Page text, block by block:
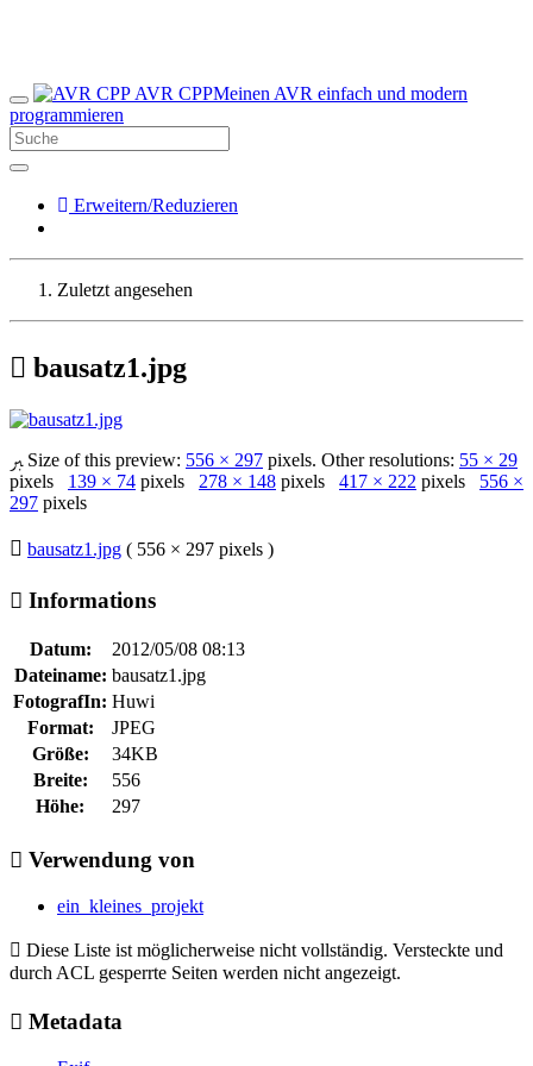
AVR CPPMeinen AVR einfach und modern
programmieren
Erweitern/Reduzieren
Zuletzt angesehen
bausatz1.jpg
Size of this preview: 556 × 297 pixels. Other resolutions: 55 × 29
pixels 139 × 74 pixels 278 × 148 pixels 417 × 222 pixels 556 ×
297 pixels
bausatz1.jpg ( 556 × 297 pixels )
Informations
Datum:
2012/05/08 08:13
Dateiname: bausatz1.jpg
FotografIn: Huwi
Format:
JPEG
Größe:
34KB
Breite:
556
Höhe:
297
Verwendung von
ein_kleines_projekt
Diese Liste ist möglicherweise nicht vollständig. Versteckte und
durch ACL gesperrte Seiten werden nicht angezeigt.
Metadata